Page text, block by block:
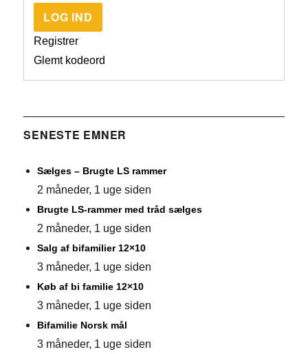
LOG IND
Registrer
Glemt kodeord
SENESTE EMNER
Sælges – Brugte LS rammer
2 måneder, 1 uge siden
Brugte LS-rammer med tråd sælges
2 måneder, 1 uge siden
Salg af bifamilier 12×10
3 måneder, 1 uge siden
Køb af bi familie 12×10
3 måneder, 1 uge siden
Bifamilie Norsk mål
3 måneder, 1 uge siden